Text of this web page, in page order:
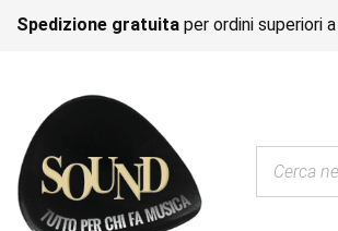
Spedizione gratuita per ordini superiori a